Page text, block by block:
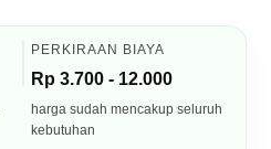
PERKIRAAN BIAYA
Rp 3.700 - 12.000
harga sudah mencakup seluruh
kebutuhan